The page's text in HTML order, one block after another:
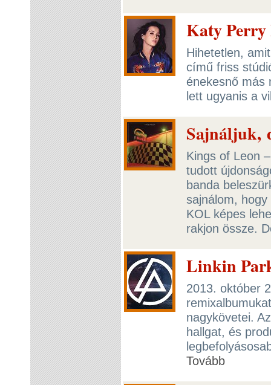
Katy
Hihetetlen,
című friss
énekesnő más
lett ugyanis a
Sajnáljuk,
Kings of Leon
tudott
banda
sajnálom,
KOL képes
rakjon össze.
Linkin
2013. október
nagykövetei.
hallgat, és
Tovább